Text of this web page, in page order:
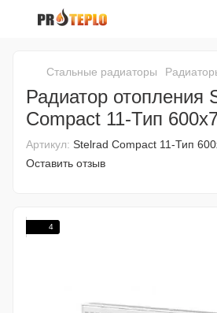
Стальные радиаторы
Радиатор отопления
Compact 11-Тип
Артикул: Stelrad Compact 11-Тип
Оставить отзыв
4